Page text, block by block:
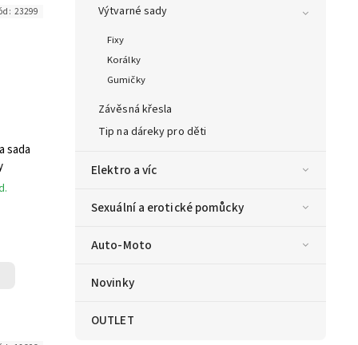
Výtvarné sady
Fixy
Korálky
Gumičky
Závěsná křesla
Tip na dáreky pro děti
Elektro a víc
Sexuální a erotické pomůcky
Auto-Moto
Novinky
OUTLET
sada
23299